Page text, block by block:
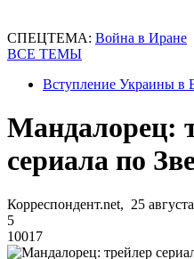
СПЕЦТЕМА: Война в Иране
ВСЕ ТЕМЫ
Вступление Украины в
Мандалорец:
сериала по
Корреспондент.net, 25
5
10017